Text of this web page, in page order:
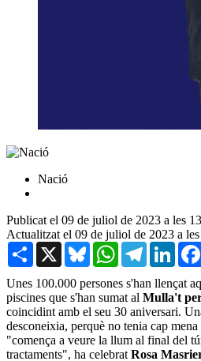
Nació
Publicat el 09 de juliol de 2023 a les
Actualitzat el 09 de juliol de 2023 a les
Share X BlueskyWhatsAppTelegram
Unes 100.000 persones s'han llençat
piscines que s'han sumat al Mulla't
coincidint amb el seu 30 aniversari.
desconeixia, perquè no tenia cap
"comença a veure la llum al final del
tractaments", ha celebrat Rosa